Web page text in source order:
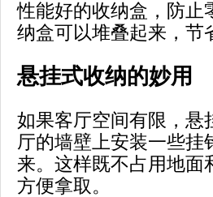
性能好的收纳盒，防止
纳盒可以堆叠起来，节
悬挂式收纳的妙用
如果客厅空间有限，悬
厅的墙壁上安装一些挂
来。这样既不占用地面
方便拿取。